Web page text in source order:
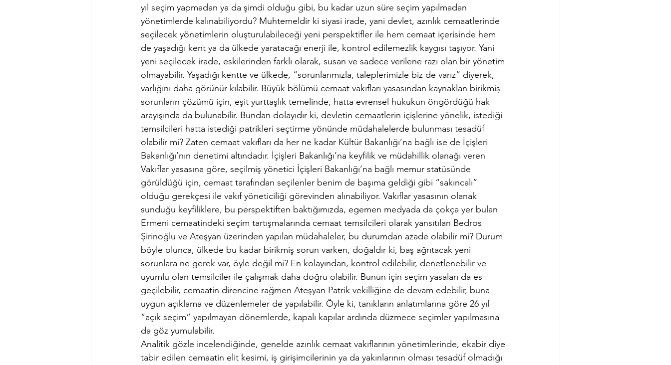
yıl seçim yapmadan ya da şimdi olduğu gibi, bu kadar uzun süre seçim yapılmadan
yönetimlerde kalınabiliyordu? Muhtemeldir ki siyasi irade, yani devlet, azınlık cemaatlerinde
seçilecek yönetimlerin oluşturulabileceği yeni perspektifler ile hem cemaat içerisinde hem
de yaşadığı kent ya da ülkede yaratacağı enerji ile, kontrol edilemezlik kaygısı taşıyor. Yani
yeni seçilecek irade, eskilerinden farklı olarak, susan ve sadece verilene razı olan bir yönetim
olmayabilir. Yaşadığı kentte ve ülkede, “sorunlarımızla, taleplerimizle biz de varız” diyerek,
varlığını daha görünür kılabilir. Büyük bölümü cemaat vakıfları yasasından kaynaklan birikmiş
sorunların çözümü için, eşit yurttaşlık temelinde, hatta evrensel hukukun öngördüğü hak
arayışında da bulunabilir. Bundan dolayıdır ki, devletin cemaatlerin içişlerine yönelik, istediği
temsilcileri hatta istediği patrikleri seçtirme yönünde müdahalelerde bulunması tesadüf
olabilir mi? Zaten cemaat vakıfları da her ne kadar Kültür Bakanlığı’na bağlı ise de İçişleri
Bakanlığı’nın denetimi altındadır. İçişleri Bakanlığı’na keyfilik ve müdahillik olanağı veren
Vakıflar yasasına göre, seçilmiş yönetici İçişleri Bakanlığı’na bağlı memur statüsünde
görüldüğü için, cemaat tarafından seçilenler benim de başıma geldiği gibi “sakıncalı”
olduğu gerekçesi ile vakıf yöneticiliği görevinden alınabiliyor. Vakıflar yasasının olanak
sunduğu keyfiliklere, bu perspektiften baktığımızda, egemen medyada da çokça yer bulan
Ermeni cemaatindeki seçim tartışmalarında cemaat temsilcileri olarak yansıtılan Bedros
Şirinoğlu ve Ateşyan üzerinden yapılan müdahaleler, bu durumdan azade olabilir mi? Durum
böyle olunca, ülkede bu kadar birikmiş sorun varken, doğaldır ki, baş ağrıtacak yeni
sorunlara ne gerek var, öyle değil mi? En kolayından, kontrol edilebilir, denetlenebilir ve
uyumlu olan temsilciler ile çalışmak daha doğru olabilir. Bunun için seçim yasaları da es
geçilebilir, cemaatin direncine rağmen Ateşyan Patrik vekilliğine de devam edebilir, buna
uygun açıklama ve düzenlemeler de yapılabilir. Öyle ki, tanıkların anlatımlarına göre 26 yıl
“açık seçim” yapılmayan dönemlerde, kapalı kapılar ardında düzmece seçimler yapılmasına
da göz yumulabilir.
Analitik gözle incelendiğinde, genelde azınlık cemaat vakıflarının yönetimlerinde, ekabir diye
tabir edilen cemaatin elit kesimi, iş girişimcilerinin ya da yakınlarının olması tesadüf olmadığı